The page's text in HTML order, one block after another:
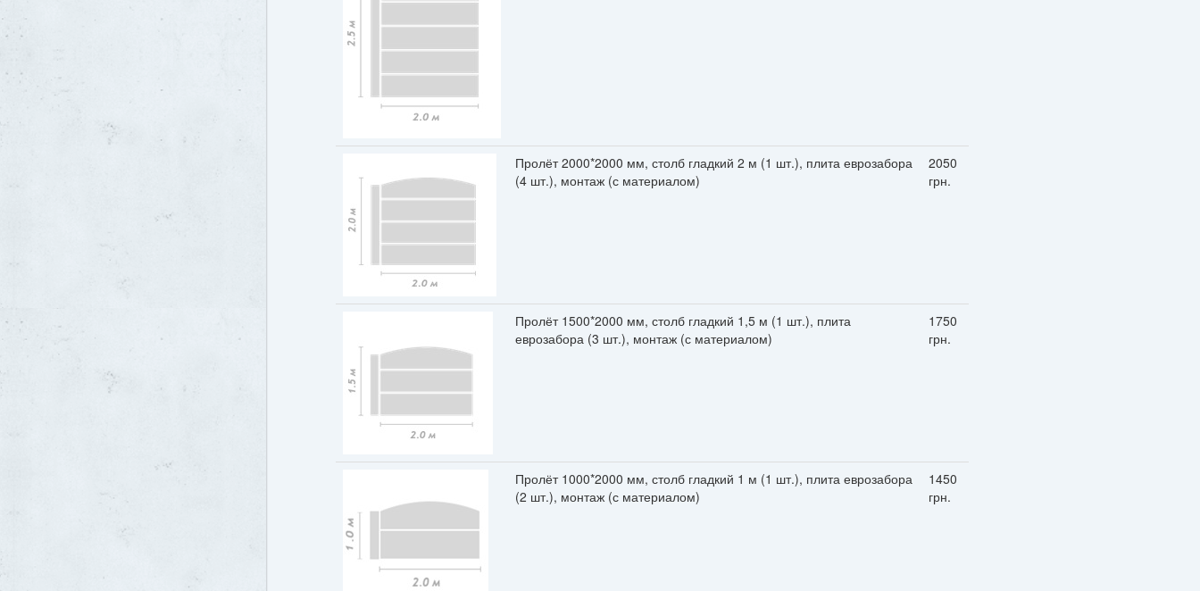
Пролёт 2000*2000 мм, столб гладкий 2 м (1 шт.), плита еврозабора
(4 шт.), монтаж (с материалом)
2050
грн.
Пролёт 1500*2000 мм, столб гладкий 1,5 м (1 шт.), плита
еврозабора (3 шт.), монтаж (с материалом)
1750
грн.
Пролёт 1000*2000 мм, столб гладкий 1 м (1 шт.), плита еврозабора
(2 шт.), монтаж (с материалом)
1450
грн.